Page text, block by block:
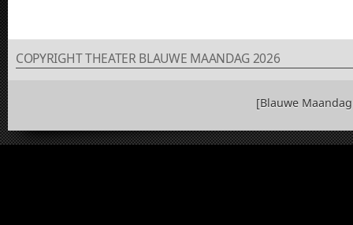
COPYRIGHT THEATER BLAUWE MAANDAG 2026
[Blauwe